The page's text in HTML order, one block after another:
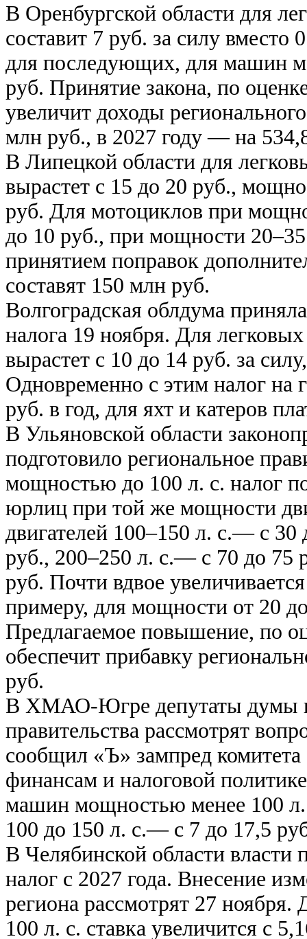
В Оренбургской области для
составит 7 руб. за силу
для последующих, для машин
руб. Принятие закона, по
увеличит доходы
млн руб., в 2027 году — на
В Липецкой области для
вырастет с 15 до 20 руб.,
руб. Для мотоциклов при
до 10 руб., при мощности
принятием поправок
составят 150 млн руб.
Волгоградская облдума
налога 19 ноября. Для
вырастет с 10 до 14 руб. за
Одновременно с этим налог на
руб. в год, для яхт и катеров
В Ульяновской области
подготовило региональное
мощностью до 100 л. с. налог
юрлиц при той же мощности
двигателей 100–150 л. с.— с
руб., 200–250 л. с.— с 70 до
руб. Почти вдвое
примеру, для мощности от 20
Предлагаемое повышение, по
обеспечит прибавку
руб.
В ХМАО-Югре депутаты думы
правительства рассмотрят
сообщил «Ъ» зампред
финансам и налоговой
машин мощностью менее 100 л.
100 до 150 л. с.— с 7 до 17,5
В Челябинской области
налог с 2027 года. Внесение
региона рассмотрят 27
100 л. с. ставка увеличится с